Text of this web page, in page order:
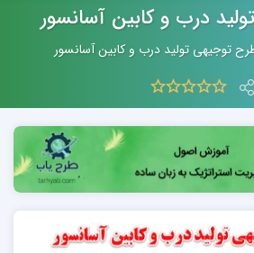
درب و کابین آسانسور
توجیهی تولید درب و کابین آسانسور